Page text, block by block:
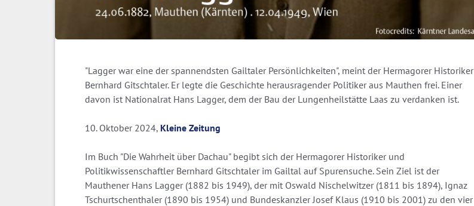
"Lagger war eine der spannendsten Gailtaler Persönlichkeiten", meint der Hermagorer Historiker
Bernhard Gitschtaler. Er legte die Geschichte herausragender Politiker aus Mauthen frei. Einer
davon ist Nationalrat Hans Lagger, dem der Bau der Lungenheilstätte Laas zu verdanken ist.
10. Oktober 2024, Kleine Zeitung
Im Buch "Die Wahrheit über Dachau" begibt sich der Hermagorer Historiker und
Politikwissenschaftler Bernhard Gitschtaler im Gailtal auf Spurensuche. Sein Ziel ist der
Mauthener Hans Lagger (1882 bis 1949), der mit Oswald Nischelwitzer (1811 bis 1894), Ignaz
Tschurtschenthaler (1890 bis 1954) und Bundeskanzler Josef Klaus (1910 bis 2001) zu den vier